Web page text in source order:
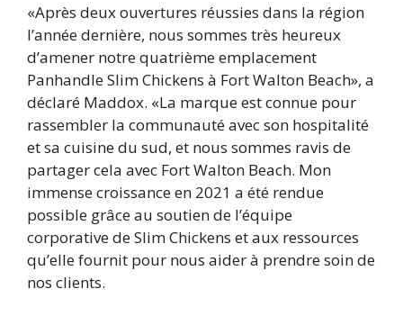
«Après deux ouvertures réussies dans la région
l’année dernière, nous sommes très heureux
d’amener notre quatrième emplacement
Panhandle Slim Chickens à Fort Walton Beach», a
déclaré Maddox. «La marque est connue pour
rassembler la communauté avec son hospitalité
et sa cuisine du sud, et nous sommes ravis de
partager cela avec Fort Walton Beach. Mon
immense croissance en 2021 a été rendue
possible grâce au soutien de l’équipe
corporative de Slim Chickens et aux ressources
qu’elle fournit pour nous aider à prendre soin de
nos clients.